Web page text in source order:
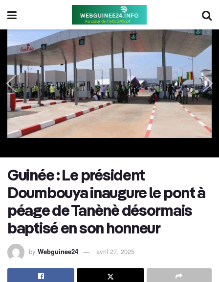
Guinée : Le président
Doumbouya inaugure le pont à
péage de Tanènè désormais
baptisé en son honneur
by Webguinee24 avril 27, 2025